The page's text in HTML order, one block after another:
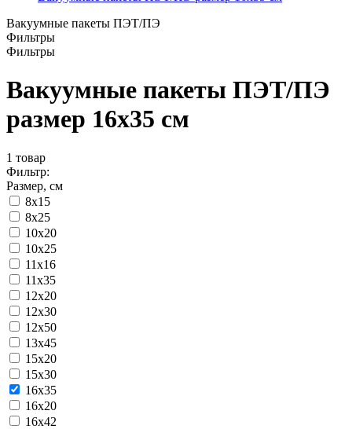
Вакуумные пакеты ПЭТ/ПЭ
Фильтры
Фильтры
Вакуумные пакеты ПЭТ/ПЭ
размер 16x35 см
1 товар
Фильтр:
Размер, см
8x15
8х25
10x20
10x25
11x16
11х35
12x20
12x30
12х50
13x45
15x20
15x30
16x35
16х20
16х42